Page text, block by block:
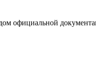
официальной